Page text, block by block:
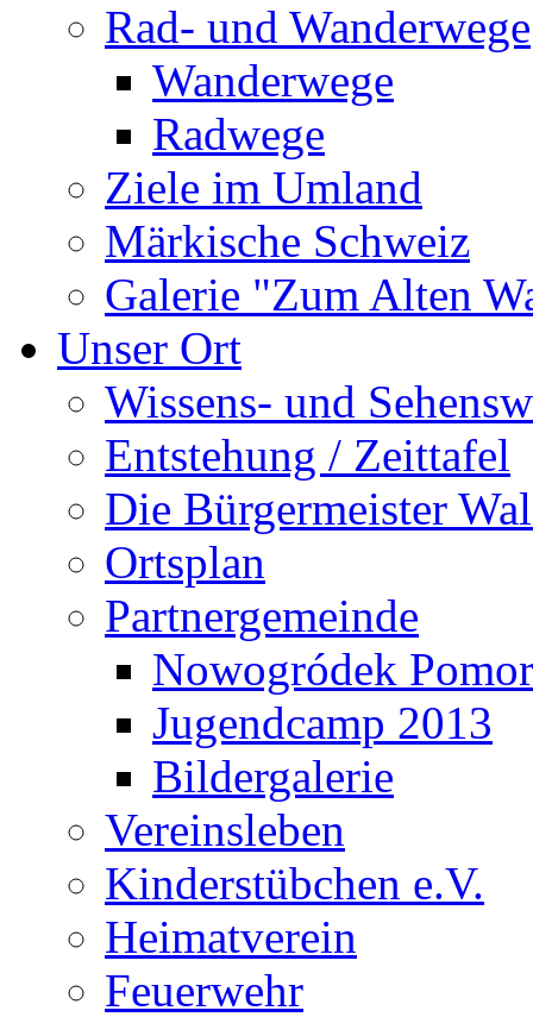
Rad- und Wanderwege
Wanderwege
Radwege
Ziele im Umland
Märkische Schweiz
Galerie "Zum Alten
Unser Ort
Wissens- und
Entstehung / Zeittafel
Die Bürgermeister
Ortsplan
Partnergemeinde
Nowogródek
Jugendcamp 2013
Bildergalerie
Vereinsleben
Kinderstübchen e.V.
Heimatverein
Feuerwehr